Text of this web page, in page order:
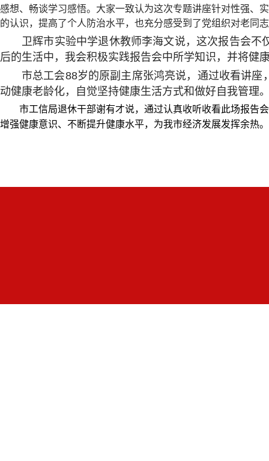
感想、畅谈学习感悟。大家一致认为这次专题讲座针对性强、
的认识，提高了个人防治水平，也充分感受到了党组织对老同
卫辉市实验中学退休教师李海文说，这次报告会不
后的生活中，我会积极实践报告会中所学知识，并将健
市总工会88岁的原副主席张鸿亮说， 通过收看讲座
动健康老龄化，自觉坚持健康生活方式和做好自我管理
市工信局退休干部谢有才说，通过认真收听收看此场报告
增强健康意识、不断提升健康水平，为我市经济发展发挥余热。